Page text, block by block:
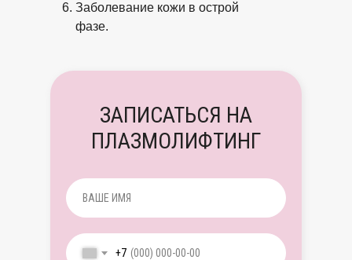
Заболевание кожи в острой
фазе.
ЗАПИСАТЬСЯ НА
ПЛАЗМОЛИФТИНГ
+7